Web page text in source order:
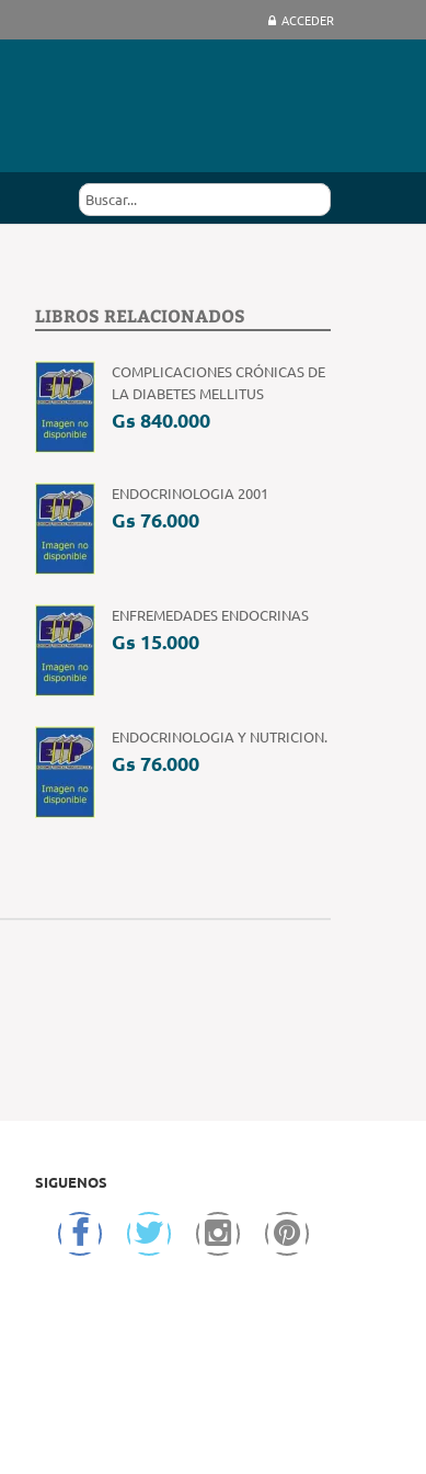
ACCEDER
LIBROS RELACIONADOS
COMPLICACIONES CRÓNICAS DE
LA DIABETES MELLITUS
Gs 840.000
ENDOCRINOLOGIA 2001
Gs 76.000
ENFREMEDADES ENDOCRINAS
Gs 15.000
ENDOCRINOLOGIA Y NUTRICION.
Gs 76.000
SIGUENOS